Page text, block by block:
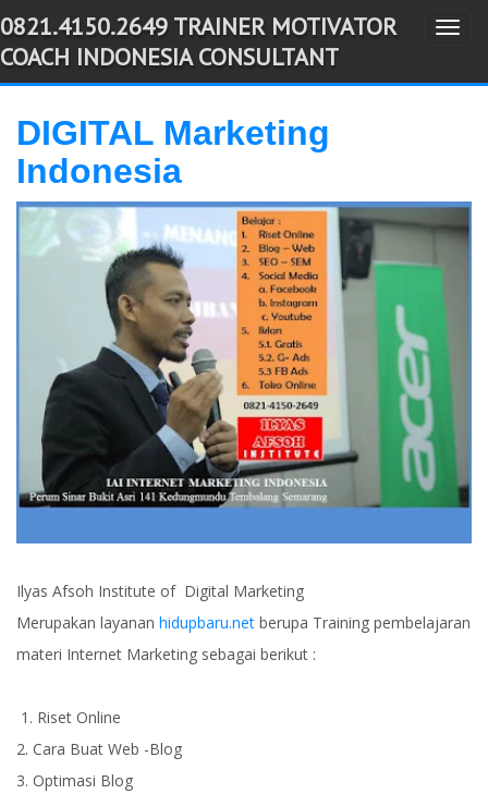
-->
T
g
n
a
0821.4150.2649 TRAINER MOTIVATOR
COACH INDONESIA CONSULTANT
DIGITAL Marketing
Indonesia
Ilyas Afsoh Institute of Digital Marketing
Merupakan layanan hidupbaru.net berupa Training pembelajaran
materi Internet Marketing sebagai berikut :
1. Riset Online
2. Cara Buat Web -Blog
3. Optimasi Blog